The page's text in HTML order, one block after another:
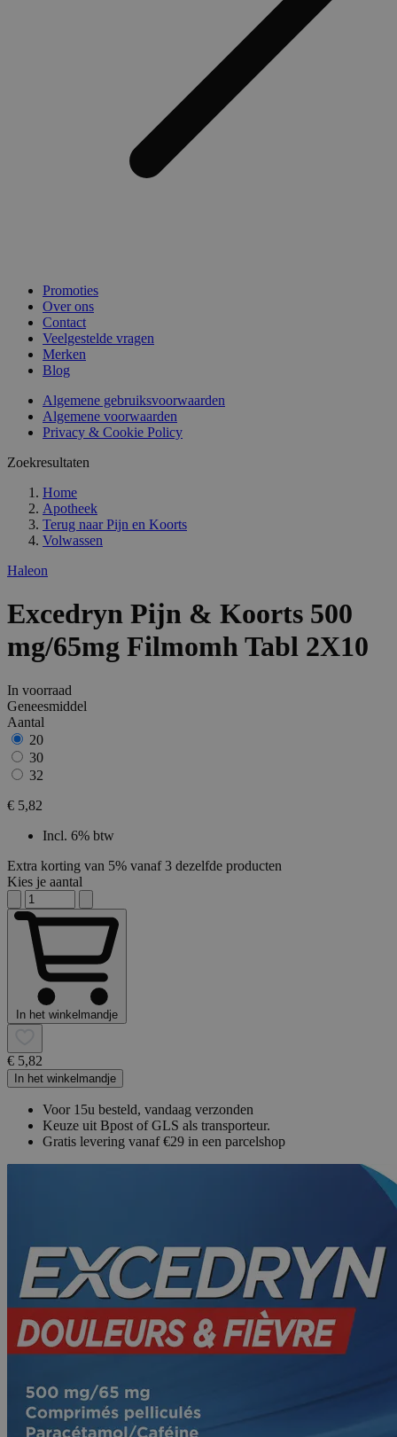
Promoties
Over ons
Contact
Veelgestelde vragen
Merken
Blog
Algemene gebruiksvoorwaarden
Algemene voorwaarden
Privacy & Cookie Policy
Zoekresultaten
Home
Apotheek
Terug naar Pijn en Koorts
Volwassen
Haleon
Excedryn Pijn & Koorts 500
mg/65mg Filmomh Tabl 2X10
In voorraad
Geneesmiddel
Aantal
20
30
32
€ 5,82
Incl. 6% btw
Extra korting van 5% vanaf 3 dezelfde producten
Kies je aantal
In het winkelmandje
€ 5,82
In het winkelmandje
Voor 15u besteld, vandaag verzonden
Keuze uit Bpost of GLS als transporteur.
Gratis levering vanaf €29 in een parcelshop